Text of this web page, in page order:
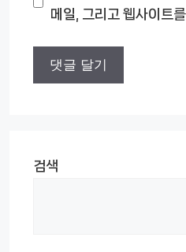
메일, 그리고 웹사이트
검색